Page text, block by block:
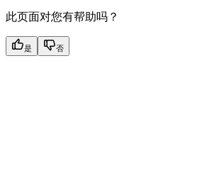
此页面对您有帮助吗？
是 否